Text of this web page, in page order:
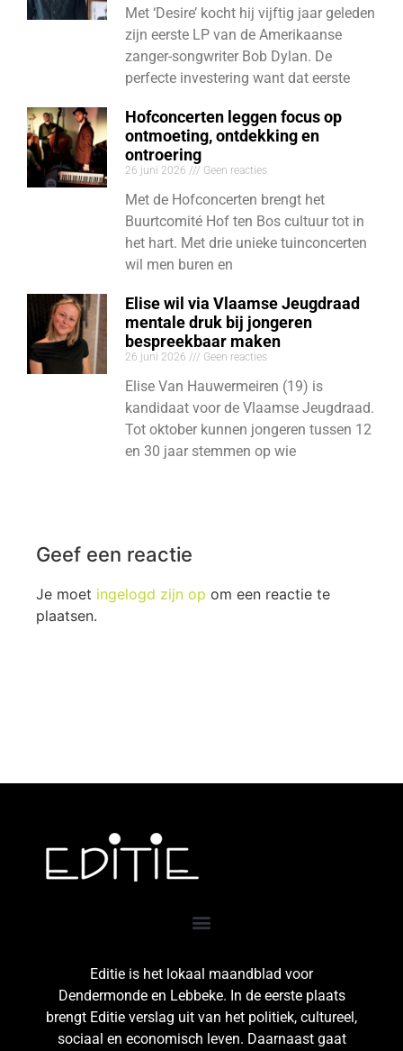
Met ‘Desire’ kocht hij vijftig jaar geleden
zijn eerste LP van de Amerikaanse
zanger-songwriter Bob Dylan. De
perfecte investering want dat eerste
Hofconcerten leggen focus op
ontmoeting, ontdekking en
ontroering
26 juni 2026 Geen reacties
Met de Hofconcerten brengt het
Buurtcomité Hof ten Bos cultuur tot in
het hart. Met drie unieke tuinconcerten
wil men buren en
Elise wil via Vlaamse Jeugdraad
mentale druk bij jongeren
bespreekbaar maken
26 juni 2026 Geen reacties
Elise Van Hauwermeiren (19) is
kandidaat voor de Vlaamse Jeugdraad.
Tot oktober kunnen jongeren tussen 12
en 30 jaar stemmen op wie
Geef een reactie
Je moet ingelogd zijn op om een reactie te
plaatsen.
Editie is het lokaal maandblad voor
Dendermonde en Lebbeke. In de eerste plaats
brengt Editie verslag uit van het politiek, cultureel,
sociaal en economisch leven. Daarnaast gaat